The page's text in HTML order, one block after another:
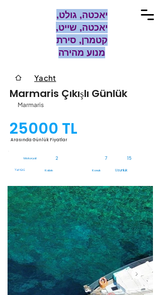
יאכטה, גולט,
יאכטה, שייט,
קטמרן, סירת
מנוע מהירה
Yacht
Marmaris Çıkışlı Günlük
Marmaris
Arasında Günlük Fiyatlar
25000 TL
Motoryat
Yat türü
2
Kabin
7 15
Konuk Uzunluk